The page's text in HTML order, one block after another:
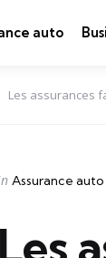
auto
Les assurances
Assurance auto
Les